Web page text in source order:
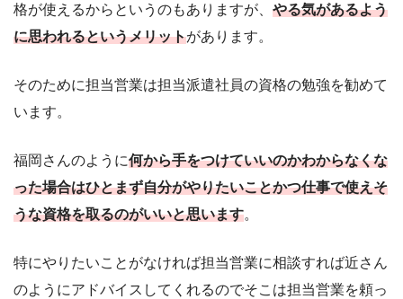
格が使えるからというのもありますが、 やる気があるよう
に思われるというメリットがあります。
そのために担当営業は担当派遣社員の資格の勉強を勧めて
います。
福岡さんのように何から手をつけていいのかわからなくな
った場合はひとまず自分がやりたいことかつ仕事で使えそ
うな資格を取るのがいいと思います。
特にやりたいことがなければ担当営業に相談すれば近さん
のようにアドバイスしてくれるのでそこは担当営業を頼っ